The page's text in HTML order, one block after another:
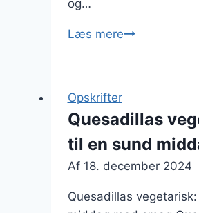
og…
Læs mereQuesadillas
til
grillfest
Opskrifter
Quesadillas
til en sund
Af 18. december 2024
Quesadillas vegetarisk: